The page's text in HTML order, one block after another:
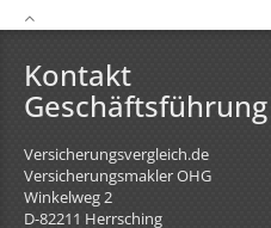
Kontakt
Geschäftsführung
Versicherungsvergleich.de
Versicherungsmakler OHG
Winkelweg 2
D-82211 Herrsching